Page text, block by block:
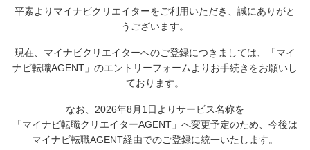
平素よりマイナビクリエイターをご利用いただき、誠にありがと
うございます。
現在、マイナビクリエイターへのご登録につきましては、
「マイ
ナビ転職AGENT」のエントリーフォームよりお手続きをお願いし
ております。
なお、2026年8月1日よりサービス名称を
「マイナビ転職クリエイターAGENT」へ変更予定のため、 今後は
マイナビ転職AGENT経由でのご登録に統一いたします。